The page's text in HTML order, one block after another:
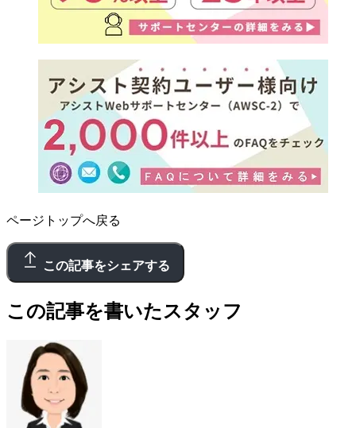
ページトップへ戻る
この記事をシェアする
この記事を書いたスタッフ